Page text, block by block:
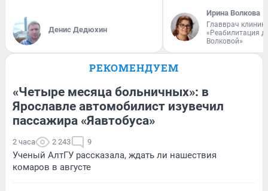
Денис Дедюхин
Ирина Волкова
Главврач
«Реабилитация
Волковой»
РЕКОМЕНДУЕМ
«Четыре месяца больничных»: в
Ярославле автомобилист изувечил
пассажира «Яавтобуса»
2 часа 2 243 9
Ученый АлтГУ рассказала, ждать ли нашествия
комаров в августе